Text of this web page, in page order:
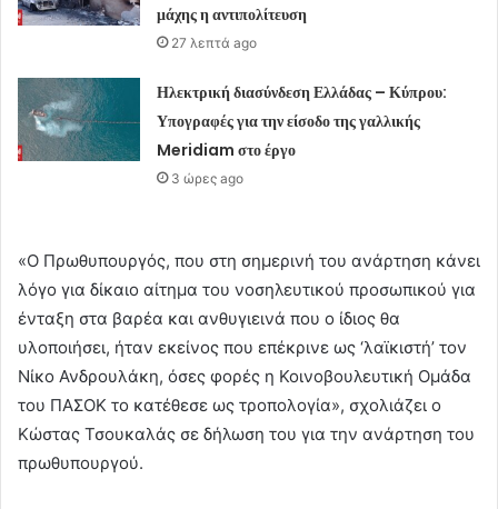
μάχης η αντιπολίτευση
27 λεπτά ago
Ηλεκτρική διασύνδεση Ελλάδας – Κύπρου:
Υπογραφές για την είσοδο της γαλλικής
Meridiam στο έργο
3 ώρες ago
«Ο Πρωθυπουργός, που στη σημερινή του ανάρτηση κάνει
λόγο για δίκαιο αίτημα του νοσηλευτικού προσωπικού για
ένταξη στα βαρέα και ανθυγιεινά που ο ίδιος θα
υλοποιήσει, ήταν εκείνος που επέκρινε ως ‘λαϊκιστή’ τον
Νίκο Ανδρουλάκη, όσες φορές η Κοινοβουλευτική Ομάδα
του ΠΑΣΟΚ το κατέθεσε ως τροπολογία», σχολιάζει ο
Κώστας Τσουκαλάς σε δήλωση του για την ανάρτηση του
πρωθυπουργού.